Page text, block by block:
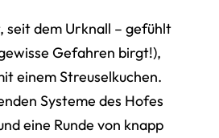
seit dem Urknall – gefühlt
Gefahren birgt!),
einem Streuselkuchen.
Systeme des Hofes
eine Runde von knapp